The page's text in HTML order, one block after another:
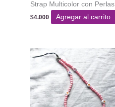
página
del
Strap Multicolor con Perlas
$4.000 Agregar al carrito